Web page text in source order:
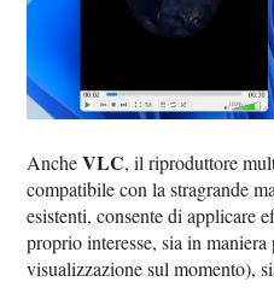
AncheVLC, il riproduttore
compatibile con la stragrande
esistenti, consente di applicare
proprio interesse, sia in
visualizzazione sul momento),